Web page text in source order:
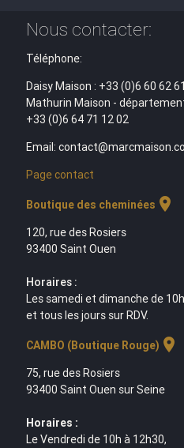
Nous contacter:
Téléphone:
Daisy Maison : +33 (0)6 60 62
Mathurin Maison -
+33 (0)6 64 71 12 02
Email:
Page contact
Boutique des cheminées location_on
120, rue des Rosiers
93400 Saint Ouen
Horaires :
Les samedi et dimanche de
et tous les jours sur RDV.
CAMBO (Boutique Rouge) location_on
75, rue des Rosiers
93400 Saint Ouen sur Seine
Horaires :
Le Vendredi de 10h à 12h30,